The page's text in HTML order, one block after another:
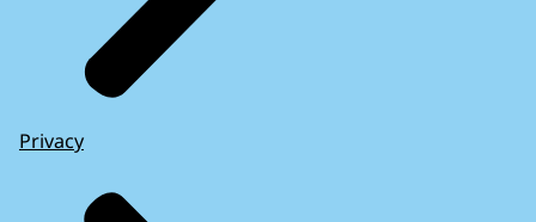
Privacy